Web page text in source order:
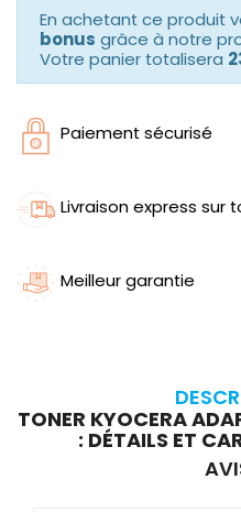
En achetant ce produit
bonus grâce à notre
Votre panier totalisera
Paiement sécurisé
Livraison express sur
Meilleur garantie
TONER KYOCERA
: DÉTAILS ET